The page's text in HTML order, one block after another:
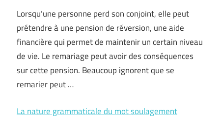
Lorsqu’une personne perd son conjoint, elle peut
prétendre à une pension de réversion, une aide
financière qui permet de maintenir un certain niveau
de vie. Le remariage peut avoir des conséquences
sur cette pension. Beaucoup ignorent que se
remarier peut …
La nature grammaticale du mot soulagement